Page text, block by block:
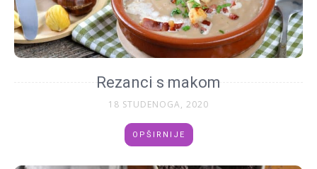
Rezanci s makom
18 STUDENOGA, 2020
OPŠIRNIJE